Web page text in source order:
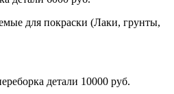
для покраски (Лаки, грунты,
детали 10000 руб.